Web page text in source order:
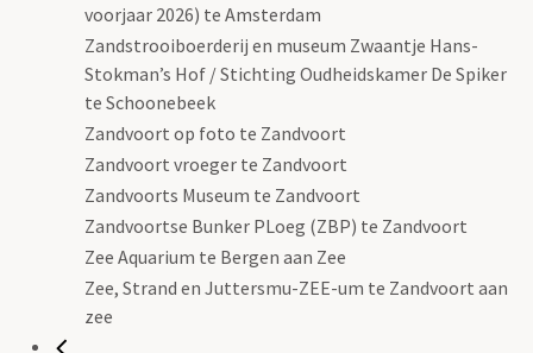
voorjaar 2026) te Amsterdam
Zandstrooiboerderij en museum Zwaantje Hans-
Stokman’s Hof / Stichting Oudheidskamer De Spiker
te Schoonebeek
Zandvoort op foto te Zandvoort
Zandvoort vroeger te Zandvoort
Zandvoorts Museum te Zandvoort
Zandvoortse Bunker PLoeg (ZBP) te Zandvoort
Zee Aquarium te Bergen aan Zee
Zee, Strand en Juttersmu-ZEE-um te Zandvoort aan
zee